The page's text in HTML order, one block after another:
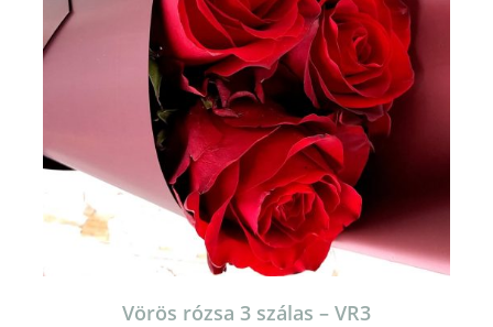
Vörös rózsa 3 szálas – VR3